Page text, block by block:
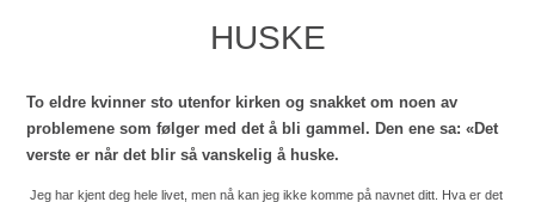
HUSKE
To eldre kvinner sto utenfor kirken og snakket om noen av
problemene som følger med det å bli gammel. Den ene sa: «Det
verste er når det blir så vanskelig å huske.
Jeg har kjent deg hele livet, men nå kan jeg ikke komme på navnet ditt. Hva er det